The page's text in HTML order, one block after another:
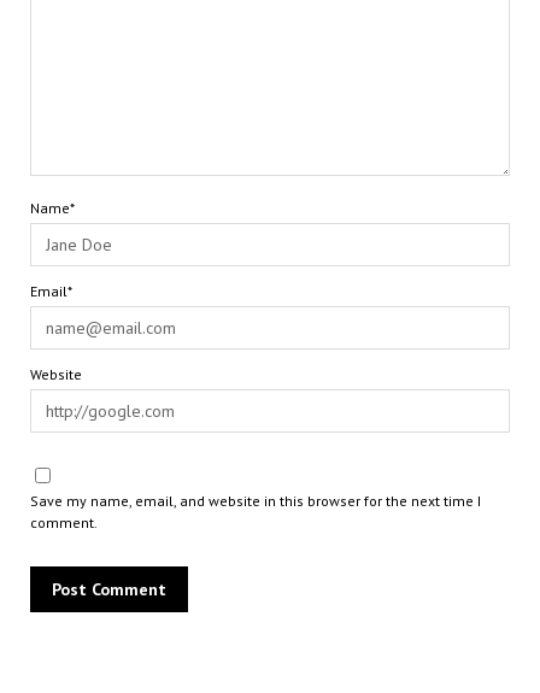
Name*
Email*
Website
Save my name, email, and website in this browser for the next time I
comment.